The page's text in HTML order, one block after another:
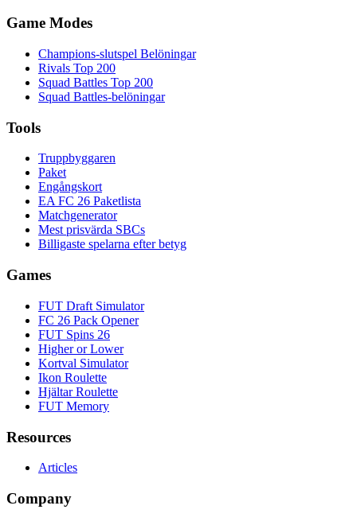
Game Modes
Champions-slutspel Belöningar
Rivals Top 200
Squad Battles Top 200
Squad Battles-belöningar
Tools
Truppbyggaren
Paket
Engångskort
EA FC 26 Paketlista
Matchgenerator
Mest prisvärda SBCs
Billigaste spelarna efter betyg
Games
FUT Draft Simulator
FC 26 Pack Opener
FUT Spins 26
Higher or Lower
Kortval Simulator
Ikon Roulette
Hjältar Roulette
FUT Memory
Resources
Articles
Company